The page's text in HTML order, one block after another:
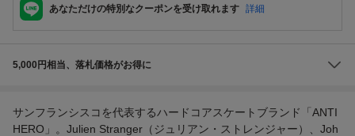
あなただけの特別なクーポンを受け取れます 詳細
5,000円相当、落札価格がお得に
サンフランシスコを代表するハードコアスケートブランド「ANTI
HERO」。Julien Stranger（ジュリアン・ストレンジャー）、Joh